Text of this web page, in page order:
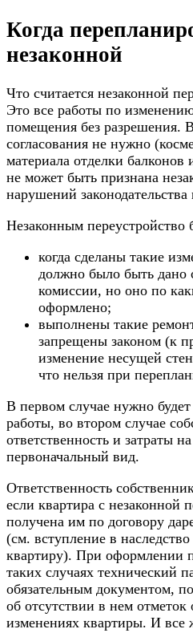
Когда
незаконной
Что считается незаконной
Это все работы по
помещения без разрешения.
согласования не нужно
материала отделки балконов
не может быть признана
нарушений законодательства
Незаконным переустройство
когда сделаны такие
должно было быть дано
комиссии, но оно по
оформлено;
выполнены такие
запрещены законом (к
изменение несущей
что нельзя при
В первом случае нужно
работы, во втором случае
ответственность и затраты
первоначальный вид.
Ответственность
если квартира с незаконной
получена им по договору
(см. вступление в
квартиру). При оформлении
таких случаях технический
обязательным документом,
об отсутствии в нем
изменениях квартиры. И все